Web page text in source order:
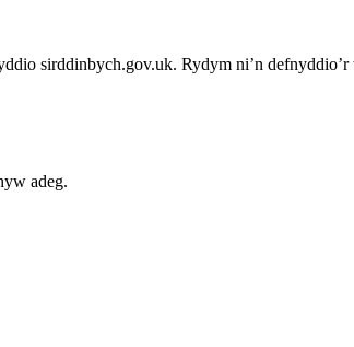
sirddinbych.gov.uk. Rydym ni’n
adeg.